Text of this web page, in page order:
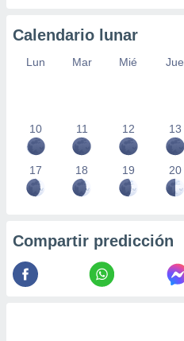
Calendario lunar
Lun Mar Mié Jue
10 11 12 13
17 18 19 20
Compartir predicción